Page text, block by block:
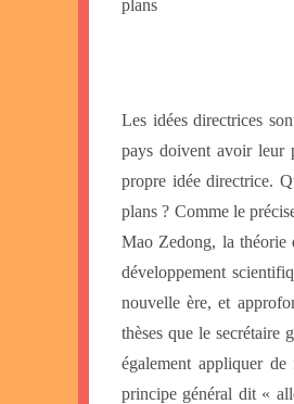
plans
Les idées directrices
pays doivent avoir leur
propre idée directrice.
plans ? Comme le
Mao Zedong, la théorie
développement
nouvelle ère, et
thèses que le secrétaire
également appliquer
principe général dit «